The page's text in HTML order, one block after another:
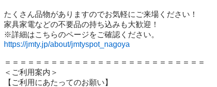
たくさん品物がありますのでお気軽にご来場ください！
家具家電などの不要品の持ち込みも大歓迎！
https://jmty.jp/about/jmtyspot_nagoya
＝＝＝＝＝＝＝＝＝＝＝＝＝＝＝＝＝＝＝＝＝＝＝＝＝＝
＜ご利用案内＞
【ご利用にあたってのお願い】